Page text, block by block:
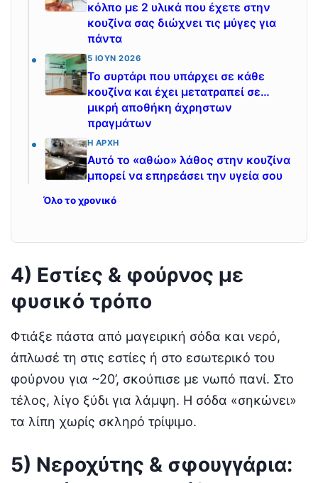
κόλπο με 2 υλικά που έχετε στην
κουζίνα σας διώχνει τις μύγες για
πάντα
5 ΙΟΎΝ 2026
Το συρτάρι που υπάρχει σε κάθε
κουζίνα και έχει μετατραπεί σε…
μικρή αποθήκη άχρηστων
πραγμάτων
Η ΑΡΧΉ
Αυτό το «αθώο» λάθος στην κουζίνα
μπορεί να επηρεάσει την υγεία σου
Όλο το χρονικό
4) Εστίες & φούρνος με
φυσικό τρόπο
Φτιάξε πάστα από μαγειρική σόδα και νερό,
άπλωσέ τη στις εστίες ή στο εσωτερικό του
φούρνου για ~20’, σκούπισε με νωπό πανί. Στο
τέλος, λίγο ξύδι για λάμψη. Η σόδα «σηκώνει»
τα λίπη χωρίς σκληρό τρίψιμο.
5) Νεροχύτης & σφουγγάρια: